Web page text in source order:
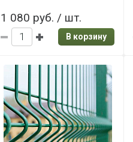
1 080 руб. / шт.
В корзину